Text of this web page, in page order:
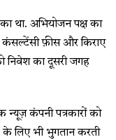
था. अभियोजन पक्ष का
कंसल्टेंसी फ़ीस और किराए
निवेश का दूसरी जगह
कंपनी पत्रकारों को
लिए भी भुगतान करती